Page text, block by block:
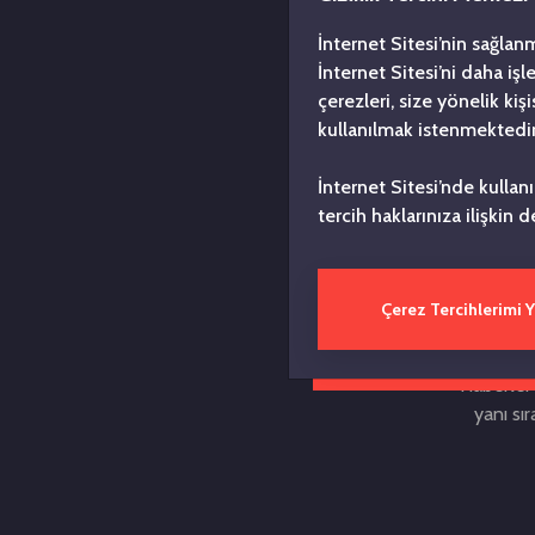
içerik
Haberler
yanı
İnternet Sitesi’nin
İnternet Sitesi’ni daha
çerezleri, size yönelik
kullanılmak
İnternet Sitesi’nde
tercih haklarınıza ilişkin
Çerez Tercihlerimi